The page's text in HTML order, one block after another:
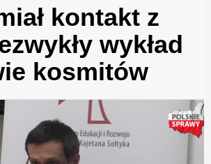
kontakt z
wykład
kosmitów